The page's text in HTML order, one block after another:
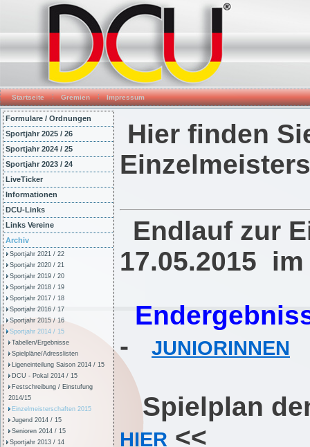
Startseite Gremien Impressum
Formulare / Ordnungen
Sportjahr 2025 / 26
Sportjahr 2024 / 25
Sportjahr 2023 / 24
LiveTicker
Informationen
DCU-Links
Links Vereine
Archiv
Sportjahr 2021 / 22
Sportjahr 2020 / 21
Sportjahr 2019 / 20
Sportjahr 2018 / 19
Sportjahr 2017 / 18
Sportjahr 2016 / 17
Sportjahr 2015 / 16
Sportjahr 2014 / 15
Tabellen/Ergebnisse
Spielpläne/Adresslisten
Ligeneinteilung Saison 2014 / 15
DCU - Pokal 2014 / 15
Festschreibung / Einstufung
2014/15
Einzelmeisterschaften 2015
Jugend 2014 / 15
Senioren 2014 / 15
Sportjahr 2013 / 14
Hier finden
Endlauf zur
17.05.2015
-
JUNIORINNEN
Spielplan
HIER <<